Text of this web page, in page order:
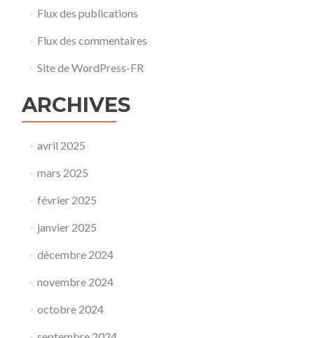
Flux des publications
Flux des commentaires
Site de WordPress-FR
ARCHIVES
avril 2025
mars 2025
février 2025
janvier 2025
décembre 2024
novembre 2024
octobre 2024